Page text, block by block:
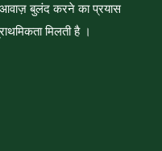
बुलंद करने का प्रयास
मिलती है ।